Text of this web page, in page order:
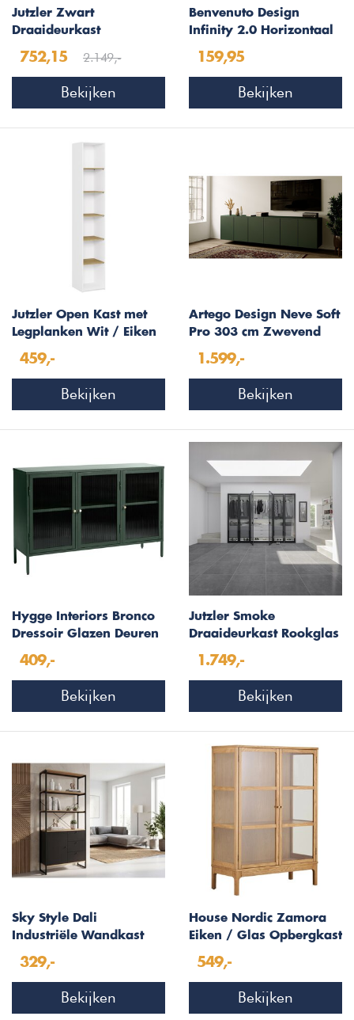
Jutzler Zwart
Draaideurkast
deurs
752,15 2.149,-
Bekijken
Benvenuto Design
Infinity 2.0 Horizontaal
159,95
Bekijken
Jutzler Open Kast met
Legplanken Wit / Eiken
459,-
Bekijken
Artego Design Neve Soft
Pro 303 cm Zwevend
1.599,-
Bekijken
Hygge Interiors Bronco
Dressoir Glazen Deuren
409,-
Bekijken
Jutzler Smoke
Draaideurkast Rookglas
1.749,-
Bekijken
Sky Style Dali
Industriële Wandkast
Hoog
329,-
Bekijken
House Nordic Zamora
Eiken / Glas Opbergkast
549,-
Bekijken